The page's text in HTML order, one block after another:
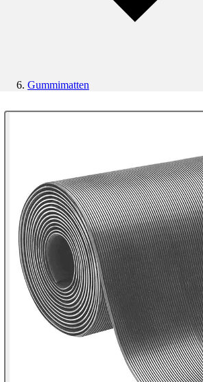
Gummimatten